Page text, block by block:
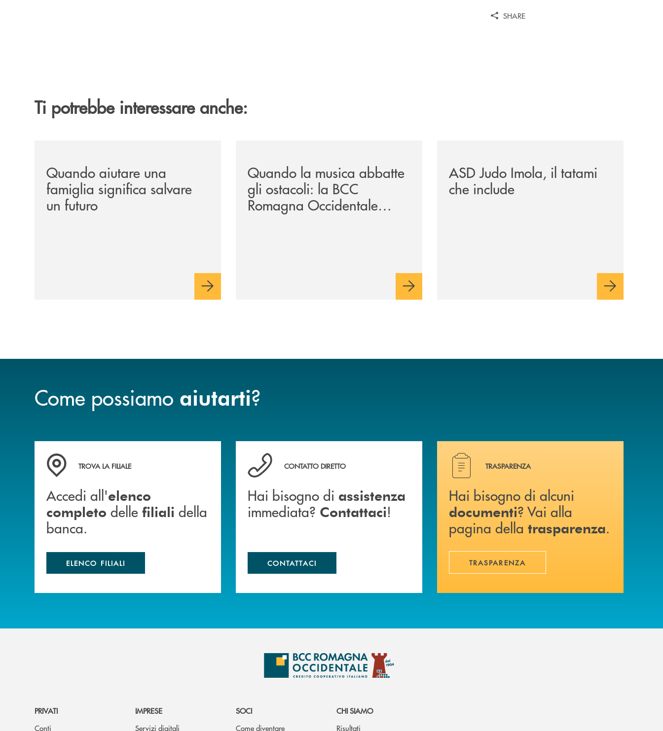
SHARE
Ti potrebbe interessare anche:
Quando aiutare una
famiglia significa salvare
un futuro
Quando la musica abbatte
gli ostacoli: la BCC
Romagna Occidentale
vicina al progetto N.O.I.
ASD Judo Imola, il tatami
che include
Come possiamo aiutarti?
Accedi all' elenco completo delle filiali della banca.
TROVA LA FILIALE
Accedi all'elenco
completo delle filiali della
banca.
ELENCO FILIALI
Hai bisogno di assistenza immediata? Contattaci !
CONTATTO DIRETTO
Hai bisogno di assistenza
immediata? Contattaci!
CONTATTACI
Hai bisogno di alcuni documenti ? Vai alla pagina della
TRASPARENZA
Hai bisogno di alcuni
documenti? Vai alla
pagina della trasparenza.
TRASPARENZA
PRIVATI
Conti
IMPRESE
Servizi digitali
SOCI
Come diventare
CHI SIAMO
Risultati